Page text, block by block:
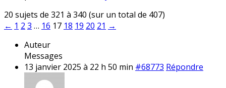
20 sujets de 321 à 340 (sur un total de 407)
← 1 2 3 … 16 17 18 19 20 21 →
Auteur
Messages
13 janvier 2025 à 22 h 50 min #68773 Répondre